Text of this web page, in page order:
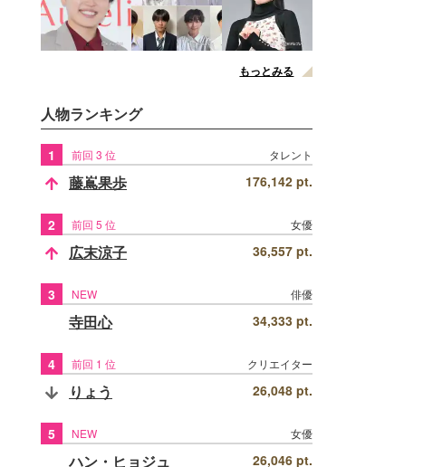
もっとみる
人物ランキング
1 前回 3 位 タレント
藤嶌果歩 176,142 pt.
2 前回 5 位 女優
広末涼子 36,557 pt.
3 NEW 俳優
寺田心 34,333 pt.
4 前回 1 位 クリエイター
りょう 26,048 pt.
5 NEW 女優
ハン・ヒョジュ 26,046 pt.